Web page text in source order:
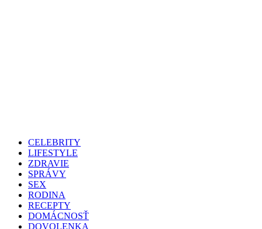
CELEBRITY
LIFESTYLE
ZDRAVIE
SPRÁVY
SEX
RODINA
RECEPTY
DOMÁCNOSŤ
DOVOLENKA